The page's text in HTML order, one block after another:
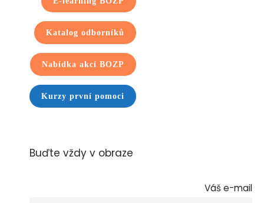
Katalog odborníků
Nabídka akcí BOZP
Kurzy první pomoci
Buďte vždy v obraze
Váš e-mail